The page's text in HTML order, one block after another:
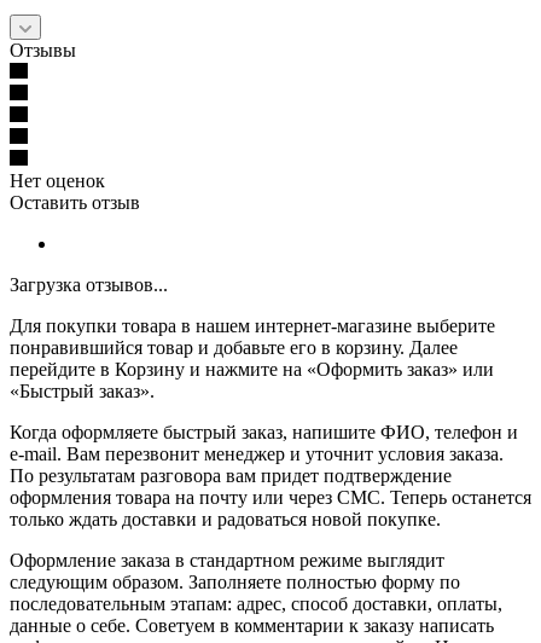
Отзывы
Нет оценок
Оставить отзыв
Загрузка отзывов...
Для покупки товара в нашем интернет-магазине выберите
понравившийся товар и добавьте его в корзину. Далее
перейдите в Корзину и нажмите на «Оформить заказ» или
«Быстрый заказ».
Когда оформляете быстрый заказ, напишите ФИО, телефон и
e-mail. Вам перезвонит менеджер и уточнит условия заказа.
По результатам разговора вам придет подтверждение
оформления товара на почту или через СМС. Теперь останется
только ждать доставки и радоваться новой покупке.
Оформление заказа в стандартном режиме выглядит
следующим образом. Заполняете полностью форму по
последовательным этапам: адрес, способ доставки, оплаты,
данные о себе. Советуем в комментарии к заказу написать